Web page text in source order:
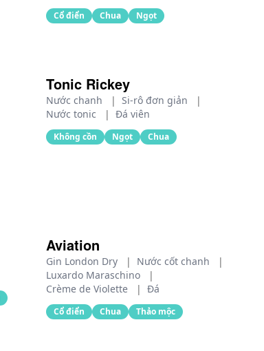
Cổ điển Chua Ngọt
Tonic Rickey
Nước chanh | Si-rô đơn giản
|
Nước tonic
| Đá viên
Không cồn Ngọt Chua
Aviation
Gin London Dry | Nước cốt chanh
|
Luxardo Maraschino
|
Crème de Violette
| Đá
Cổ điển Chua Thảo mộc